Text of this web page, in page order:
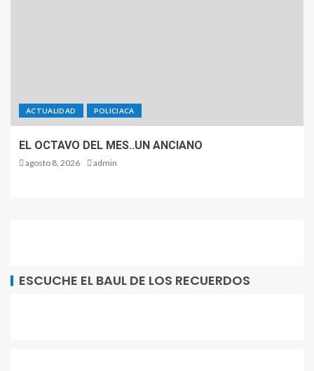
ACTUALIDAD POLICIACA
EL OCTAVO DEL MES..UN ANCIANO
agosto 8, 2026 admin
ESCUCHE EL BAUL DE LOS RECUERDOS